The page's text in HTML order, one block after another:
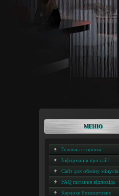
МЕНЮ
Головна сторінка
Інформація про сайт
Сайт для обміну мінусів
FAQ питання відповідь
Караоке безкоштовно